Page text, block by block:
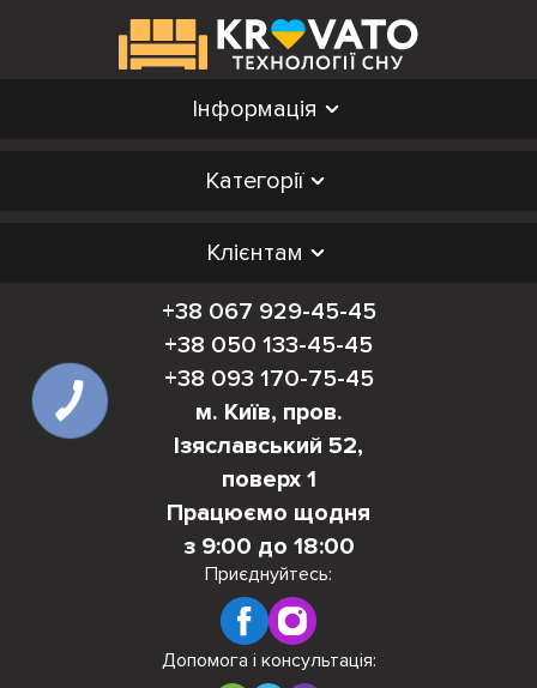
Інформація
Категорії
Клієнтам
+38 067 929-45-45
+38 050 133-45-45
+38 093 170-75-45
м. Київ, пров.
Ізяславський 52,
поверх 1
Працюємо щодня
з 9:00 до 18:00
Приєднуйтесь:
Допомога і консультація: